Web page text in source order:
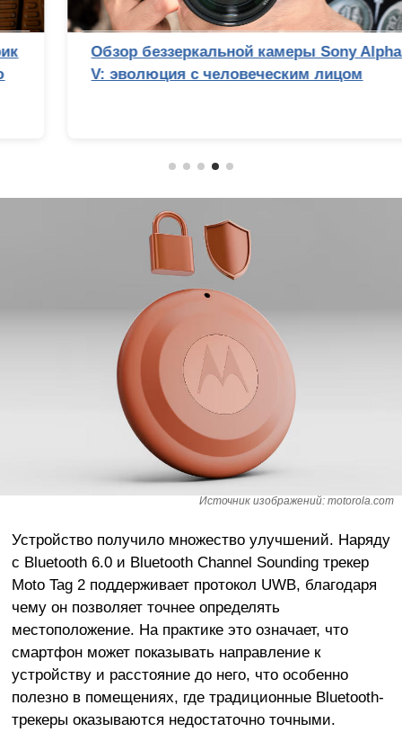
Обзор беззеркальной камеры Sony Alpha 7
V: эволюция с человеческим лицом
Источник изображений: motorola.com
Устройство получило множество улучшений. Наряду
с Bluetooth 6.0 и Bluetooth Channel Sounding трекер
Moto Tag 2 поддерживает протокол UWB, благодаря
чему он позволяет точнее определять
местоположение. На практике это означает, что
смартфон может показывать направление к
устройству и расстояние до него, что особенно
полезно в помещениях, где традиционные Bluetooth-
трекеры оказываются недостаточно точными.